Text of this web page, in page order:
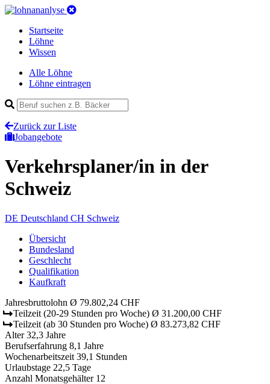
Startseite
Löhne
Wissen
Alle Löhne
Löhne eintragen
Zurück zur Liste
Jobangebote
Verkehrsplaner/in in der
Schweiz
DE Deutschland CH Schweiz
Übersicht
Bundesland
Geschlecht
Qualifikation
Kaufkraft
Jahresbruttolohn Ø 79.802,24 CHF
Teilzeit (20-29 Stunden pro Woche) Ø 31.200,00 CHF
Teilzeit (ab 30 Stunden pro Woche) Ø 83.273,82 CHF
Alter 32,3 Jahre
Berufserfahrung 8,1 Jahre
Wochenarbeitszeit 39,1 Stunden
Urlaubstage 22,5 Tage
Anzahl Monatsgehälter 12